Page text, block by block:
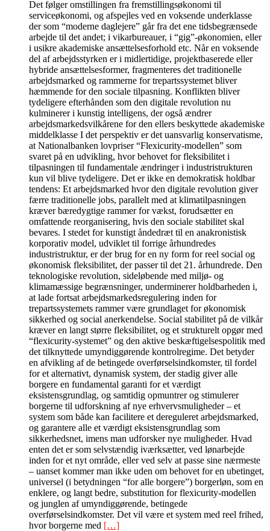
Det følger omstillingen fra fremstillingsøkonomi til
serviceøkonomi, og afspejles ved en voksende underklasse
der som “moderne daglejere” går fra det ene tidsbegrænsede
arbejde til det andet; i vikarbureauer, i “gig”-økonomien, eller
i usikre akademiske ansættelsesforhold etc. Når en voksende
del af arbejdsstyrken er i midlertidige, projektbaserede eller
hybride ansættelsesformer, fragmenteres det traditionelle
arbejdsmarked og rammerne for trepartssystemet bliver
hæmmende for den sociale tilpasning. Konflikten bliver
tydeligere efterhånden som den digitale revolution nu
kulminerer i kunstig intelligens, der også ændrer
arbejdsmarkedsvilkårene for den ellers beskyttede akademiske
middelklasse I det perspektiv er det uansvarlig konservatisme,
at Nationalbanken lovpriser “Flexicurity-modellen” som
svaret på en udvikling, hvor behovet for fleksibilitet i
tilpasningen til fundamentale ændringer i industristrukturen
kun vil blive tydeligere. Det er ikke en demokratisk holdbar
tendens: Et arbejdsmarked hvor den digitale revolution giver
færre traditionelle jobs, parallelt med at klimatilpasningen
kræver bæredygtige rammer for vækst, forudsætter en
omfattende reorganisering, hvis den sociale stabilitet skal
bevares. I stedet for kunstigt åndedræt til en anakronistisk
korporativ model, udviklet til forrige århundredes
industristruktur, er der brug for en ny form for reel social og
økonomisk fleksibilitet, der passer til det 21. århundrede. Den
teknologiske revolution, sideløbende med miljø- og
klimamæssige begrænsninger, underminerer holdbarheden i,
at lade fortsat arbejdsmarkedsregulering inden for
trepartssystemets rammer være grundlaget for økonomisk
sikkerhed og social anerkendelse. Social stabilitet på de vilkår
kræver en langt større fleksibilitet, og et strukturelt opgør med
“flexicurity-systemet” og den aktive beskæftigelsespolitik med
det tilknyttede umyndiggørende kontrolregime. Det betyder
en afvikling af de betingede overførselsindkomster, til fordel
for et alternativt, dynamisk system, der stadig giver alle
borgere en fundamental garanti for et værdigt
eksistensgrundlag, og samtidig opmuntrer og stimulerer
borgerne til udforskning af nye erhvervsmuligheder – et
system som både kan facilitere et dereguleret arbejdsmarked,
og garantere alle et værdigt eksistensgrundlag som
sikkerhedsnet, imens man udforsker nye muligheder. Hvad
enten det er som selvstændig iværksætter, ved lønarbejde
inden for et nyt område, eller ved selv at passe sine nærmeste
– uanset kommer man ikke uden om behovet for en ubetinget,
universel (i betydningen “for alle borgere”) borgerløn, som en
enklere, og langt bedre, substitution for flexicurity-modellen
og junglen af umyndiggørende, betingede
overførselsindkomster. Det vil være et system med reel frihed,
hvor borgerne med […]